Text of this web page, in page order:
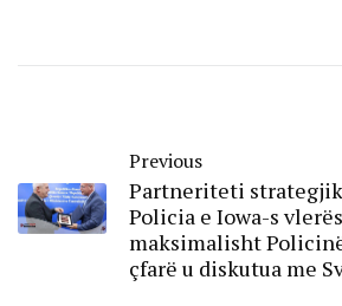
Previous
Partneriteti strategjik
Policia e Iowa-s
maksimalisht
çfarë u diskutua me